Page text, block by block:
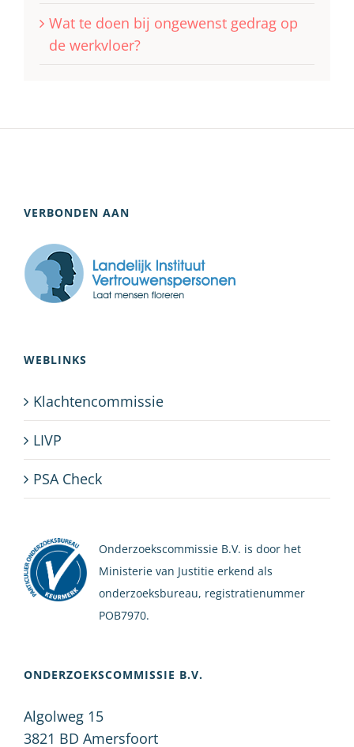
Wat te doen bij ongewenst gedrag op
de werkvloer?
VERBONDEN AAN
WEBLINKS
Klachtencommissie
LIVP
PSA Check
Onderzoekscommissie B.V. is door het
Ministerie van Justitie erkend als
onderzoeksbureau, registratienummer
POB7970.
ONDERZOEKSCOMMISSIE B.V.
Algolweg 15
3821 BD Amersfoort